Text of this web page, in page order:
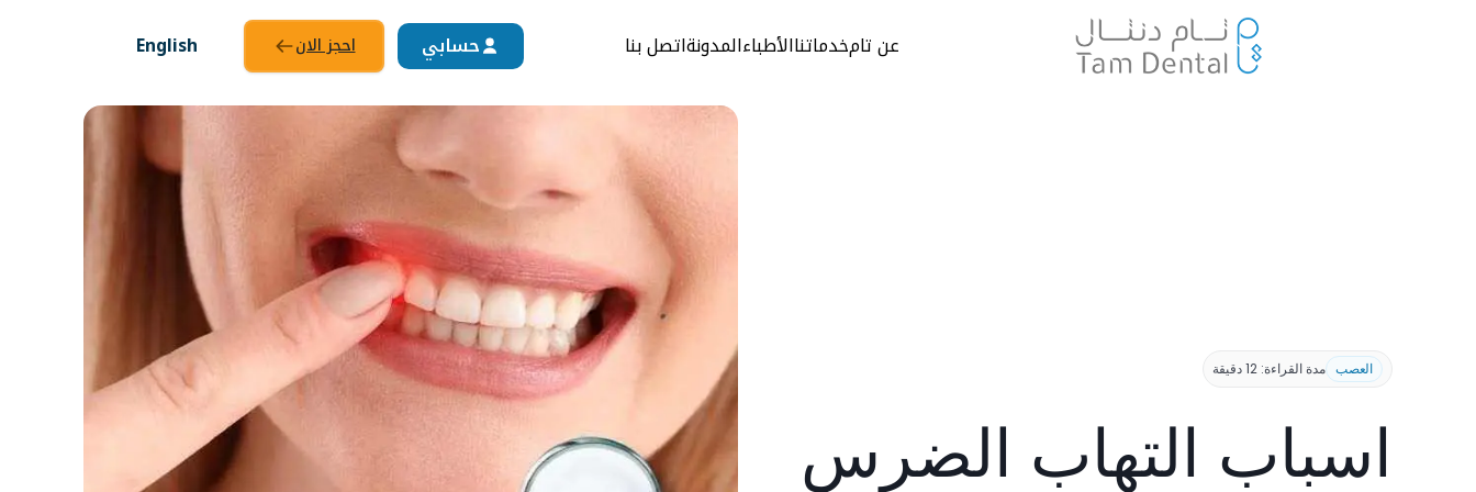
عن تامخدماتناالأطباءالمدونةاتصل بنا حسابي احجز الان English
العصب مدة القراءة: 12 دقيقة
اسباب التهاب الضرس